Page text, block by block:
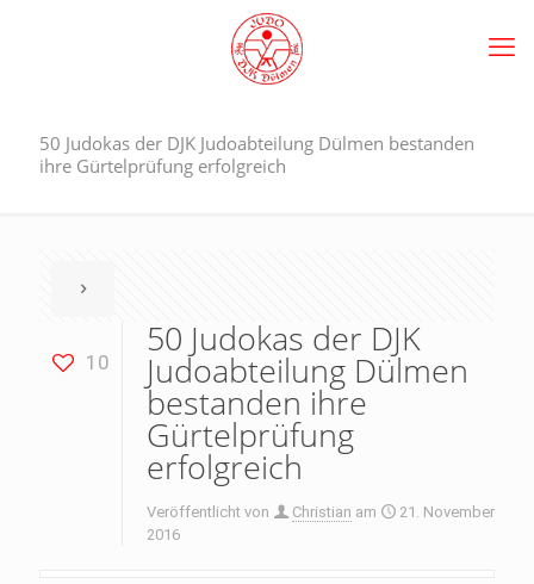
50 Judokas der DJK Judoabteilung Dülmen bestanden
ihre Gürtelprüfung erfolgreich
10
50 Judokas der DJK
Judoabteilung Dülmen
bestanden ihre
Gürtelprüfung
erfolgreich
Veröffentlicht von Christian am
21. November
2016